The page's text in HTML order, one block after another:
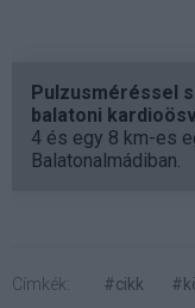
Pulzusméréssel
balatoni
4 és egy 8 km-es
Balatonalmádiban.
Címkék: #cikk